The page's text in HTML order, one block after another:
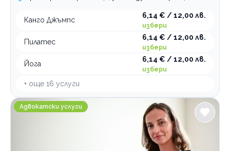
Канго Джъмпс
6,14 € / 12,00 лв.
избери
Пилатес
6,14 € / 12,00 лв.
избери
Йога
6,14 € / 12,00 лв.
избери
+ още 16 услуги
Адвокатско дружество Дилова и партньори
Адвокатски услуги